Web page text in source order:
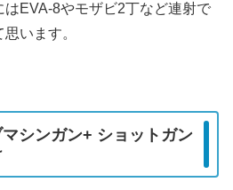
はEVA-8やモザビ2丁など連射で
います。
シンガン+ ショットガン